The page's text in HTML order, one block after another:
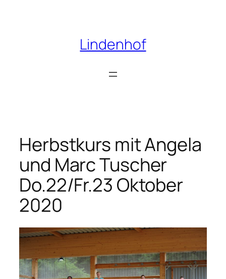
Lindenhof
Herbstkurs mit Angela
und Marc Tuscher
Do.22/Fr.23 Oktober
2020